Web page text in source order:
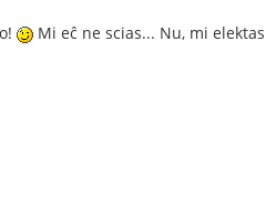
Mi eĉ ne scias... Nu, mi